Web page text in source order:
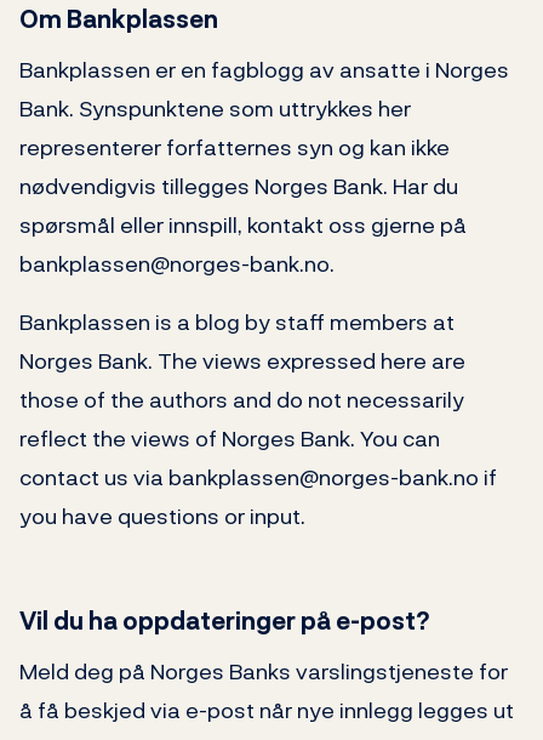
Om Bankplassen
Bankplassen er en fagblogg av ansatte i Norges
Bank. Synspunktene som uttrykkes her
representerer forfatternes syn og kan ikke
nødvendigvis tillegges Norges Bank. Har du
spørsmål eller innspill, kontakt oss gjerne på
bankplassen@norges-bank.no.
Bankplassen is a blog by staff members at
Norges Bank. The views expressed here are
those of the authors and do not necessarily
reflect the views of Norges Bank. You can
contact us via bankplassen@norges-bank.no if
you have questions or input.
Vil du ha oppdateringer på e-post?
Meld deg på Norges Banks varslingstjeneste for
å få beskjed via e-post når nye innlegg legges ut